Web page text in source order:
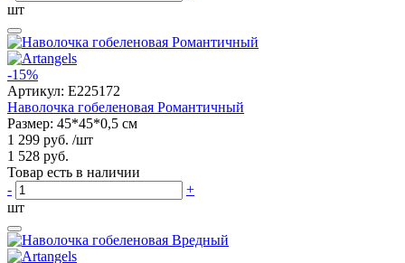
шт
-15%
Артикул: E225172
Наволочка гобеленовая Романтичный
Размер: 45*45*0,5 см
1 299 руб. /шт
1 528 руб.
Товар есть в наличии
-
+
шт